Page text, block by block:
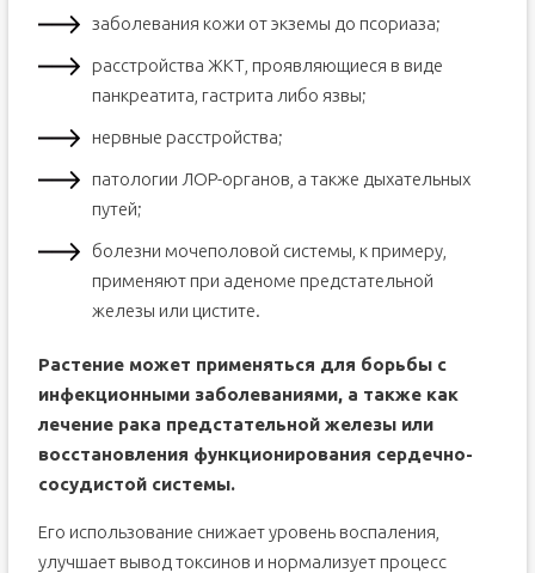
заболевания кожи от экземы до псориаза;
расстройства ЖКТ, проявляющиеся в виде
панкреатита, гастрита либо язвы;
нервные расстройства;
патологии ЛОР-органов, а также дыхательных
путей;
болезни мочеполовой системы, к примеру,
применяют при аденоме предстательной
железы или цистите.
Растение может применяться для борьбы с
инфекционными заболеваниями, а также как
лечение рака предстательной железы или
восстановления функционирования сердечно-
сосудистой системы.
Его использование снижает уровень воспаления,
улучшает вывод токсинов и нормализует процесс